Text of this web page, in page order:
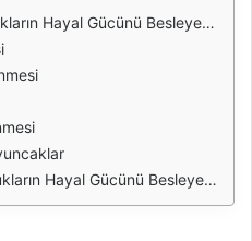
Gücünü Besleyen Oyun Arkadaşları
Gücünü Besleyen Oyun Arkadaşları